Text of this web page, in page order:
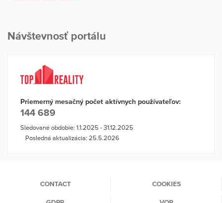
Návštevnosť portálu
Priemerný mesačný počet aktívnych používateľov:
144 689
Sledované obdobie: 1.1.2025 - 31.12.2025
Posledná aktualizácia: 25.5.2026
CONTACT COOKIES